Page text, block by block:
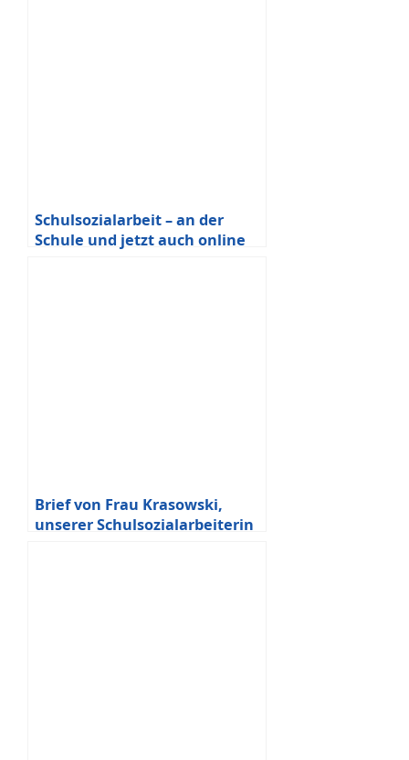
Schulsozialarbeit – an der
Schule und jetzt auch online
Brief von Frau Krasowski,
unserer Schulsozialarbeiterin